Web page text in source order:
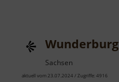
Wunderburg
Sachsen
aktuell vom 23.07.2024 / Zugriffe: 4916